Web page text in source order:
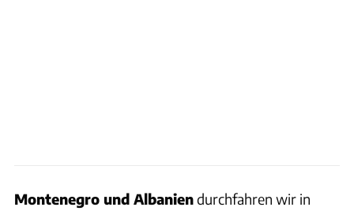
Montenegro und Albaniendurchfahren wir in